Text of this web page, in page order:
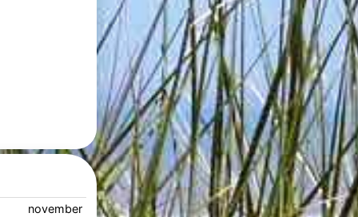
november 2026 december 2026